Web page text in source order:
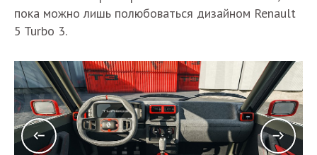
пока можно лишь полюбоваться дизайном Renault
5 Turbo 3.